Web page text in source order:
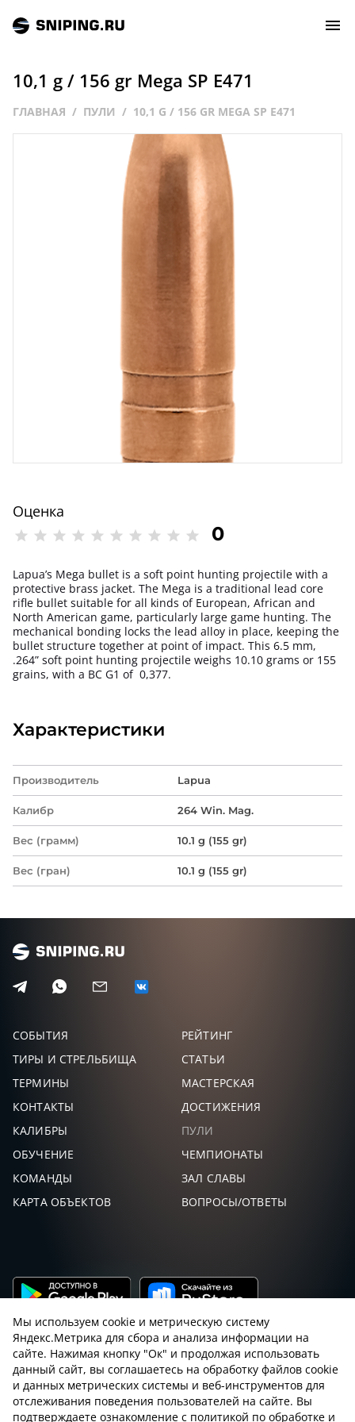
ТИРЫ И СТРЕЛЬБИЩА
10,1 g / 156 gr Mega SP E471
ГЛАВНАЯ ПУЛИ 10,1 G / 156 GR MEGA SP E471
Оценка
0
Lapua’s Mega bullet is a soft point hunting projectile with a
protective brass jacket. The Mega is a traditional lead core
rifle bullet suitable for all kinds of European, African and
North American game, particularly large game hunting. The
mechanical bonding locks the lead alloy in place, keeping the
bullet structure together at point of impact. This 6.5 mm,
.264” soft point hunting projectile weighs 10.10 grams or 155
grains, with a BC G1 of 0,377.
Характеристики
Производитель Lapua
Калибр 264 Win. Mag.
Вес (грамм) 10.1 g (155 gr)
Вес (гран) 10.1 g (155 gr)
СОБЫТИЯ
РЕЙТИНГ
ТИРЫ И СТРЕЛЬБИЩА
СТАТЬИ
ТЕРМИНЫ
МАСТЕРСКАЯ
КОНТАКТЫ
ДОСТИЖЕНИЯ
КАЛИБРЫ
ПУЛИ
ОБУЧЕНИЕ
ЧЕМПИОНАТЫ
КОМАНДЫ
ЗАЛ СЛАВЫ
КАРТА ОБЪЕКТОВ
ВОПРОСЫ/ОТВЕТЫ
Пользовательское соглашение с sniping.ru
Мы используем cookie и метрическую систему
Яндекс.Метрика для сбора и анализа информации на
сайте. Нажимая кнопку "Ок" и продолжая использовать
данный сайт, вы соглашаетесь на обработку файлов cookie
и данных метрических системы и веб-инструментов для
отслеживания поведения пользователей на сайте. Вы
подтверждаете ознакомление с политикой по обработке и